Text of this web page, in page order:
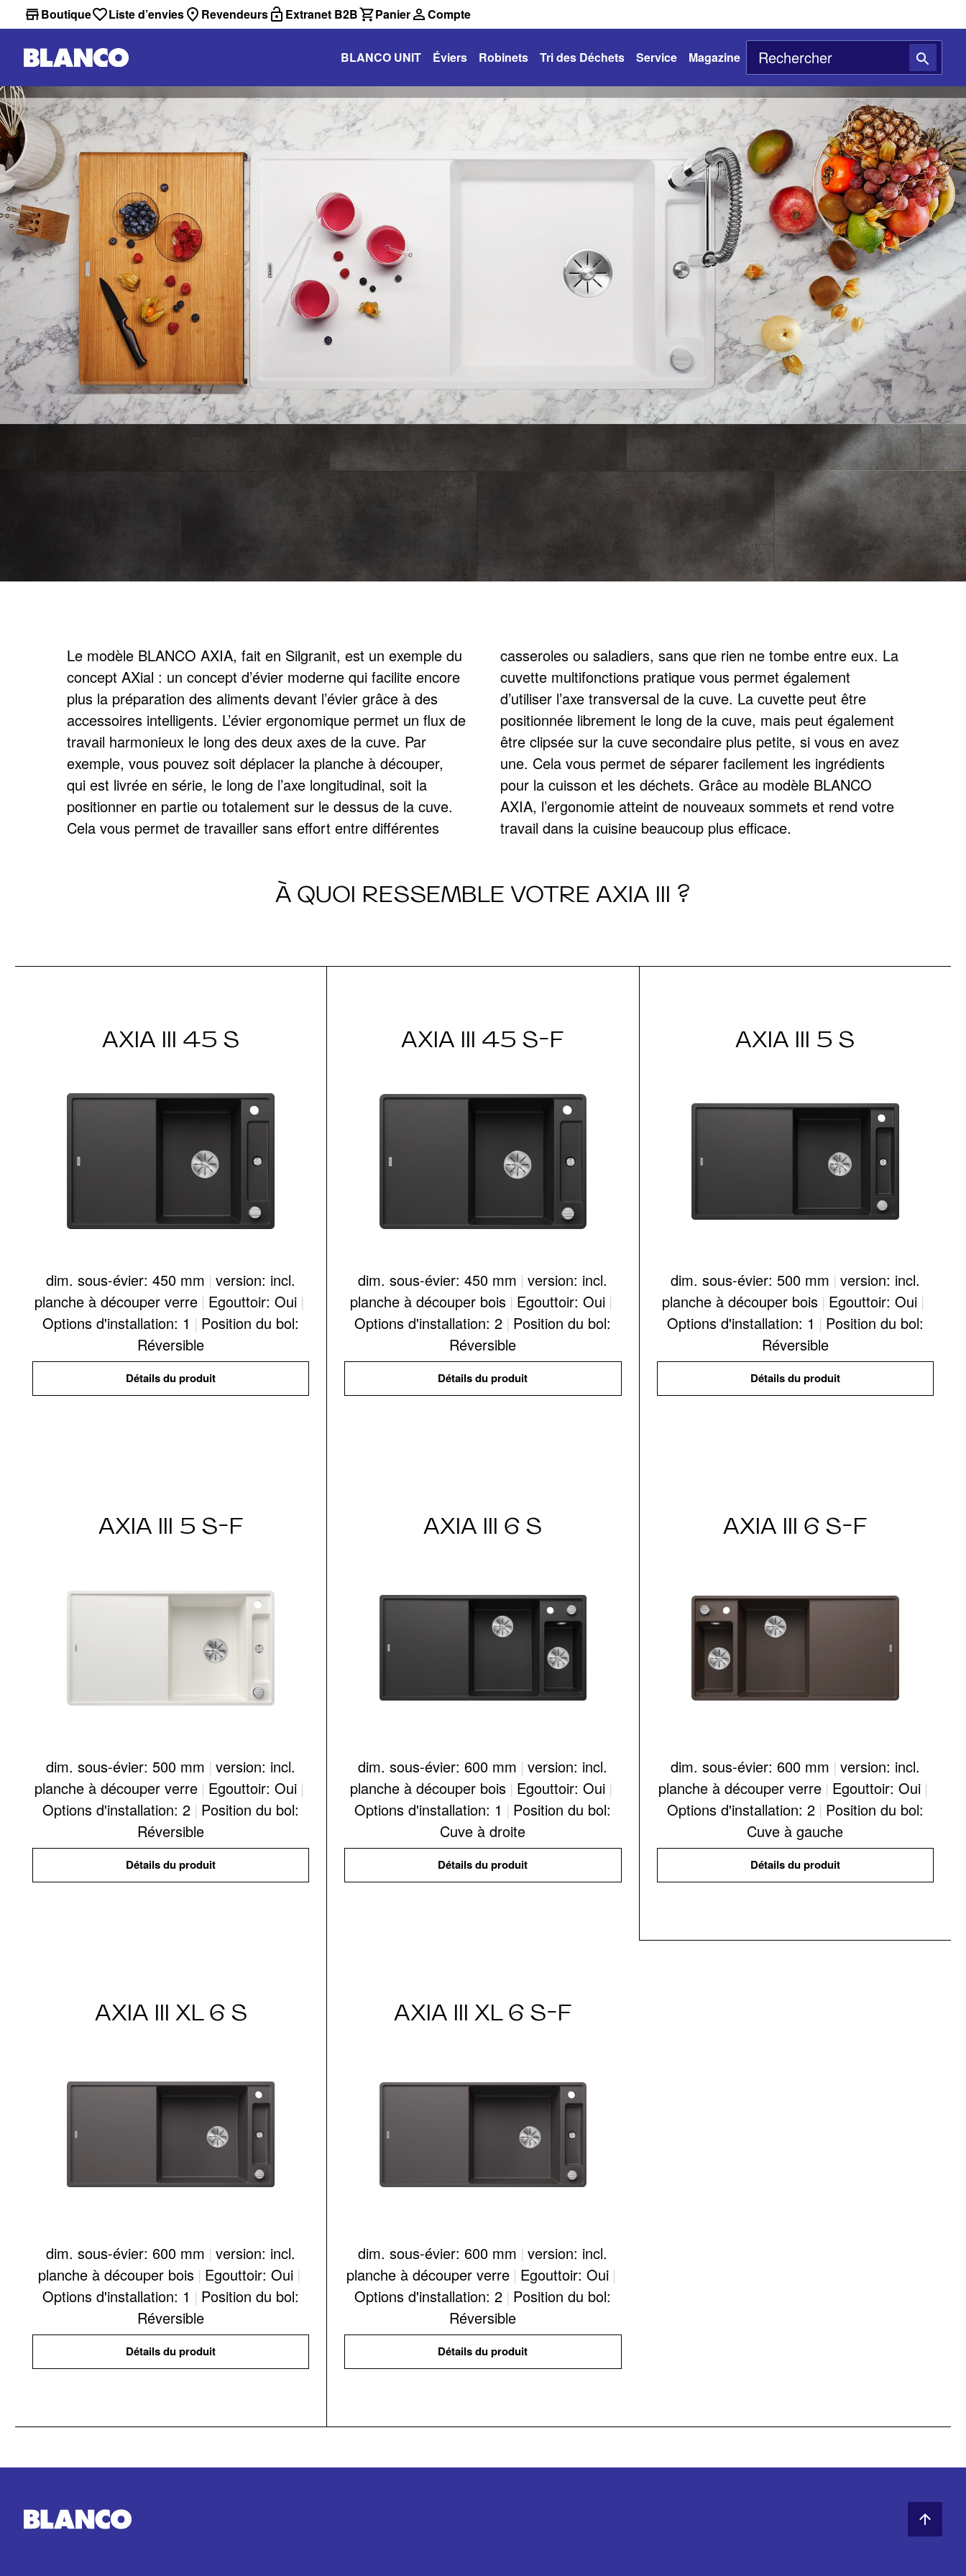
Boutique Liste d’envies Revendeurs Extranet B2B Panier Compte
BLANCO UNIT Éviers Robinets Tri des Déchets Service Magazine
AXIA III
Un évier économique avec des accessoires intelligents
1
Le modèle BLANCO AXIA, fait en Silgranit, est un exemple du
concept AXial : un concept d’évier moderne qui facilite encore
plus la préparation des aliments devant l’évier grâce à des
accessoires intelligents. L’évier ergonomique permet un flux de
travail harmonieux le long des deux axes de la cuve. Par
exemple, vous pouvez soit déplacer la planche à découper,
qui est livrée en série, le long de l’axe longitudinal, soit la
positionner en partie ou totalement sur le dessus de la cuve.
Cela vous permet de travailler sans effort entre différentes
casseroles ou saladiers, sans que rien ne tombe entre eux. La
cuvette multifonctions pratique vous permet également
d’utiliser l’axe transversal de la cuve. La cuvette peut être
positionnée librement le long de la cuve, mais peut également
être clipsée sur la cuve secondaire plus petite, si vous en avez
une. Cela vous permet de séparer facilement les ingrédients
pour la cuisson et les déchets. Grâce au modèle BLANCO
AXIA, l’ergonomie atteint de nouveaux sommets et rend votre
travail dans la cuisine beaucoup plus efficace.
À QUOI RESSEMBLE VOTRE AXIA III ?
AXIA III 45 S
dim. sous-évier: 450 mm | version: incl.
planche à découper verre | Egouttoir: Oui |
Options d'installation: 1 | Position du bol:
Réversible
Détails du produit
AXIA III 45 S-F
dim. sous-évier: 450 mm | version: incl.
planche à découper bois | Egouttoir: Oui |
Options d'installation: 2 | Position du bol:
Réversible
Détails du produit
AXIA III 5 S
dim. sous-évier: 500 mm | version: incl.
planche à découper bois | Egouttoir: Oui |
Options d'installation: 1 | Position du bol:
Réversible
Détails du produit
AXIA III 5 S-F
dim. sous-évier: 500 mm | version: incl.
planche à découper verre | Egouttoir: Oui |
Options d'installation: 2 | Position du bol:
Réversible
Détails du produit
AXIA III 6 S
dim. sous-évier: 600 mm | version: incl.
planche à découper bois | Egouttoir: Oui |
Options d'installation: 1 | Position du bol:
Cuve à droite
Détails du produit
AXIA III 6 S-F
dim. sous-évier: 600 mm | version: incl.
planche à découper verre | Egouttoir: Oui |
Options d'installation: 2 | Position du bol:
Cuve à gauche
Détails du produit
AXIA III XL 6 S
dim. sous-évier: 600 mm | version: incl.
planche à découper bois | Egouttoir: Oui |
Options d'installation: 1 | Position du bol:
Réversible
Détails du produit
AXIA III XL 6 S-F
dim. sous-évier: 600 mm | version: incl.
planche à découper verre | Egouttoir: Oui |
Options d'installation: 2 | Position du bol:
Réversible
Détails du produit